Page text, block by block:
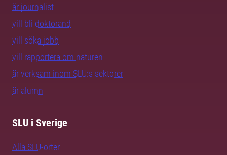
är journalist
vill bli doktorand
vill söka jobb
vill rapportera om naturen
är verksam inom SLU:s sektorer
är alumn
SLU i Sverige
Alla SLU-orter